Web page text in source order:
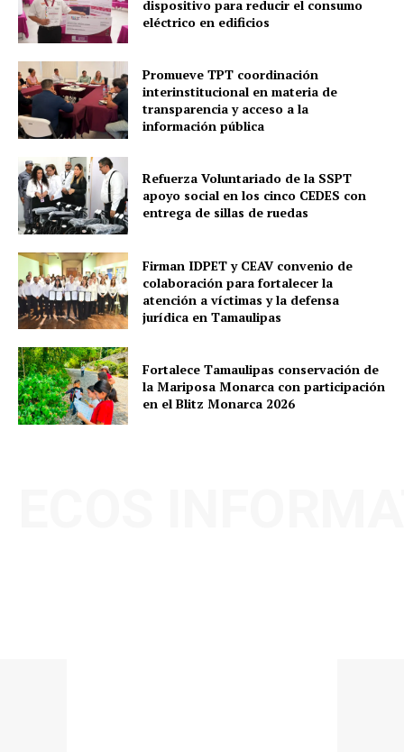
dispositivo para reducir el consumo
eléctrico en edificios
Promueve TPT coordinación
interinstitucional en materia de
transparencia y acceso a la
información pública
Refuerza Voluntariado de la SSPT
apoyo social en los cinco CEDES con
entrega de sillas de ruedas
Firman IDPET y CEAV convenio de
colaboración para fortalecer la
atención a víctimas y la defensa
jurídica en Tamaulipas
Fortalece Tamaulipas conservación de
la Mariposa Monarca con participación
en el Blitz Monarca 2026